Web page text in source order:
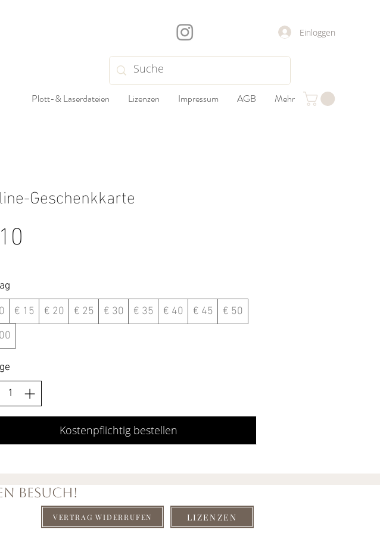
Einloggen
Plott-& Laserdateien Lizenzen Impressum AGB Mehr
Geschenkkarte
€ 15 € 20 € 25 € 30 € 35 € 40 € 45
€ 50
Kostenpflichtig bestellen
BESUCH!
VERTRAG WIDERRUFEN LIZENZEN